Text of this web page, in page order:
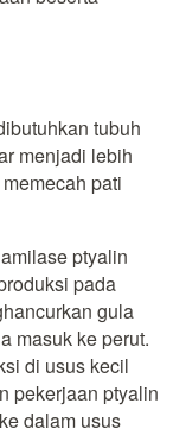
tubuh
menjadi lebih
pati
ptyalin
pada
gula
masuk ke perut.
di usus kecil
pekerjaan ptyalin
dalam usus